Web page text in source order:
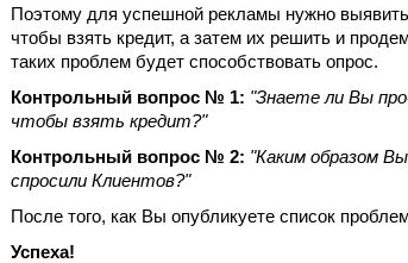
Поэтому для успешной рекламы нужно
чтобы взять кредит, а затем их решить и
таких проблем будет способствовать опрос.
Контрольный вопрос № 1: "Знаете ли Вы
чтобы взять кредит?"
Контрольный вопрос № 2: "Каким образом
спросили Клиентов?"
После того, как Вы опубликуете список
Успеха!